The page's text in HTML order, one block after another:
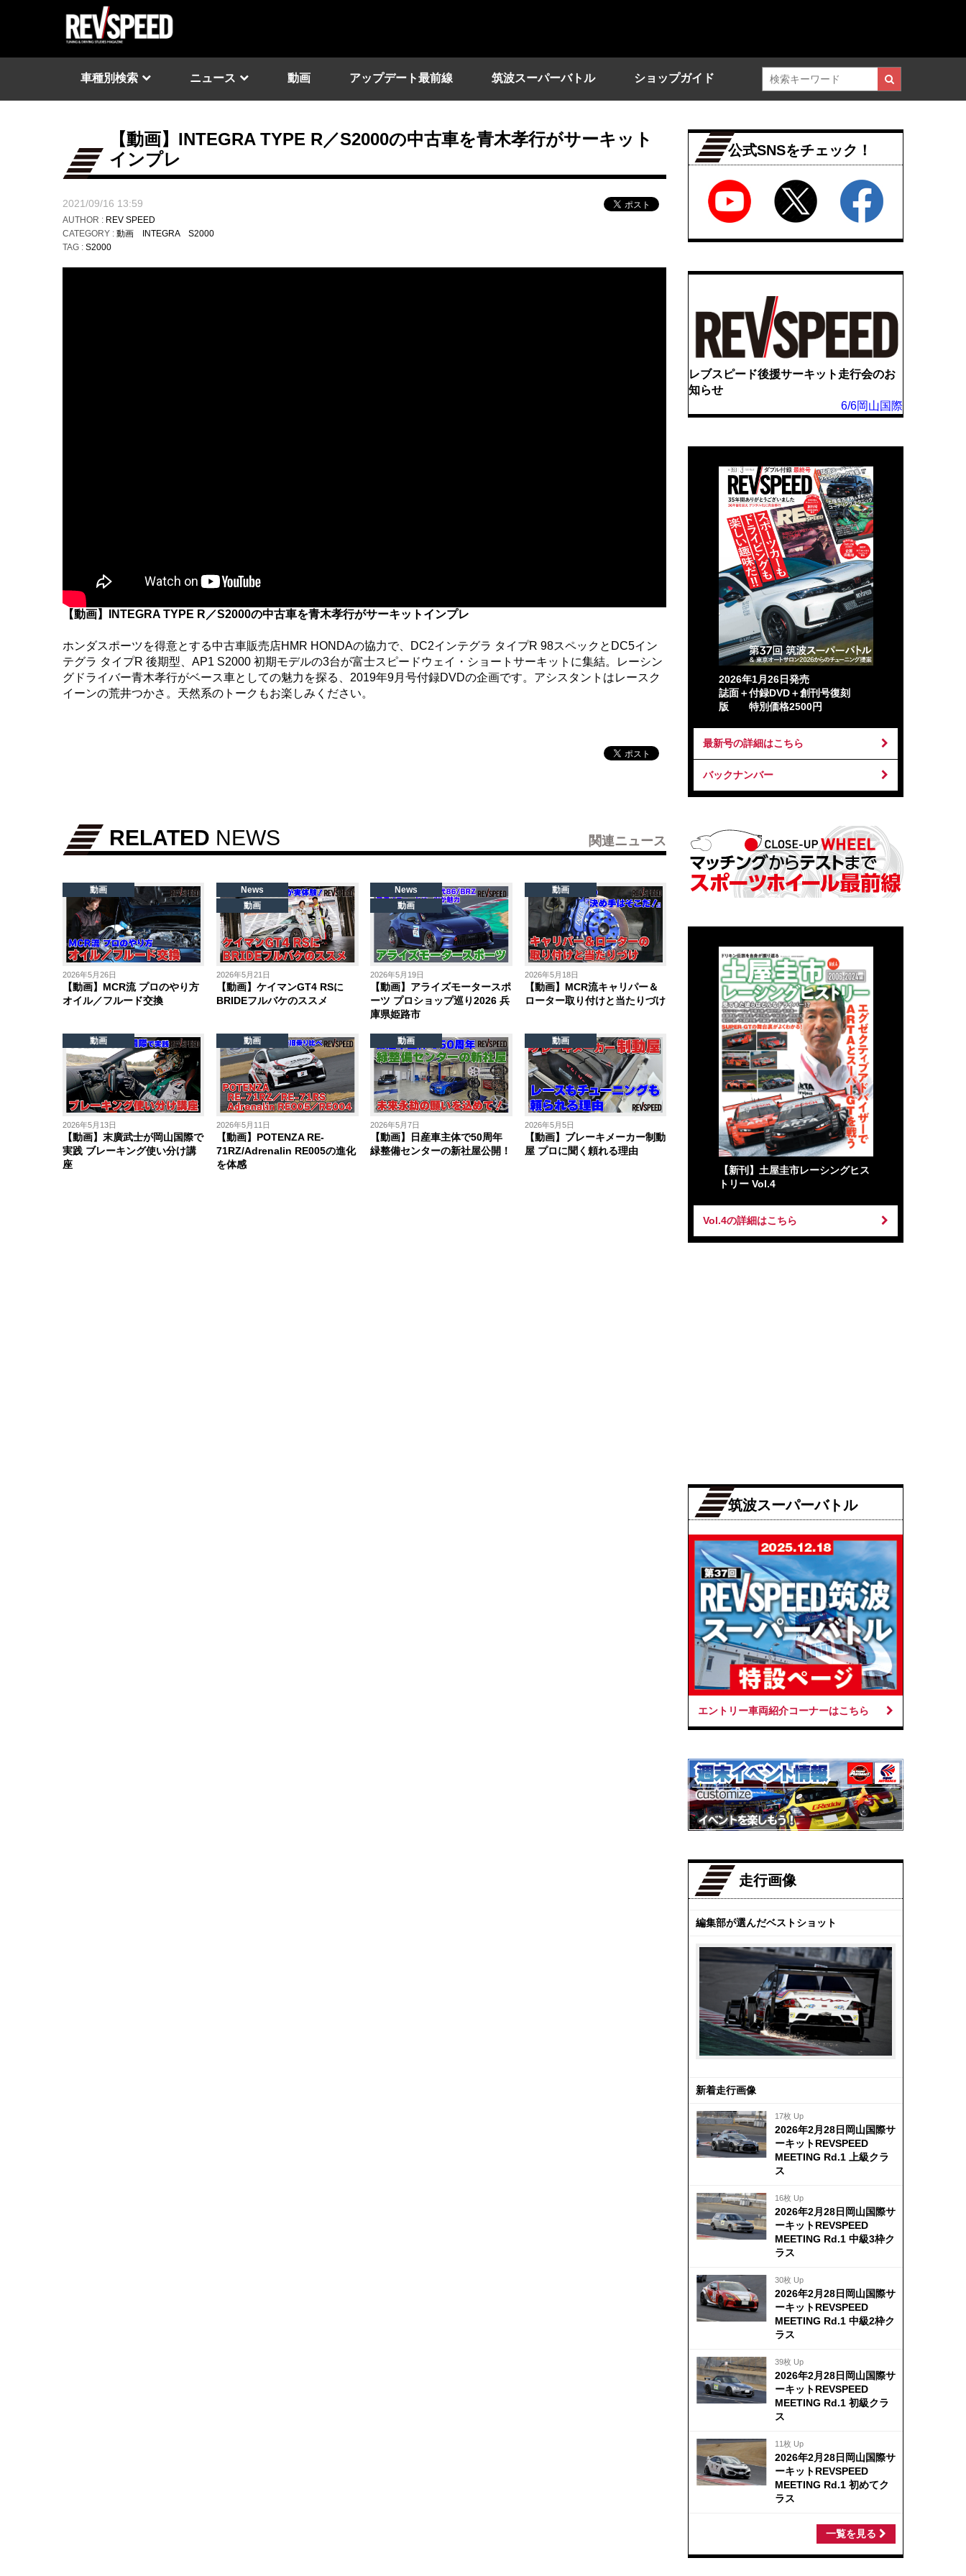
車種別検索 ニュース 動画 アップデート最前線 筑波スーパーバトル ショップガイド
【動画】INTEGRA TYPE R／S2000の中古車を青木孝行がサーキット
インプレ
2021/09/16 13:59
AUTHOR : REV SPEED
CATEGORY : 動画 INTEGRA
S2000
TAG : S2000
【動画】INTEGRA TYPE R／S2000の中古車を青木孝行がサーキットインプレ
ホンダスポーツを得意とする中古車販売店HMR HONDAの協力で、DC2インテグラ タイプR 98スペックとDC5イン
テグラ タイプR 後期型、AP1 S2000 初期モデルの3台が富士スピードウェイ・ショートサーキットに集結。レーシン
グドライバー青木孝行がベース車としての魅力を探る、2019年9月号付録DVDの企画です。アシスタントはレースク
イーンの荒井つかさ。天然系のトークもお楽しみください。
RELATED NEWS 関連ニュース
2026年5月26日
【動画】MCR流 プロのやり方
オイル／フルード交換
動画
2026年5月21日
【動画】ケイマンGT4 RSに
BRIDEフルバケのススメ
News
動画
2026年5月19日
【動画】アライズモータースポ
ーツ プロショップ巡り2026 兵
庫県姫路市
News
動画
2026年5月18日
【動画】MCR流キャリパー＆
ローター取り付けと当たりづけ
動画
2026年5月13日
【動画】末廣武士が岡山国際で
実践 ブレーキング使い分け講
座
動画
2026年5月11日
【動画】POTENZA RE-
71RZ/Adrenalin RE005の進化
を体感
動画
2026年5月7日
【動画】日産車主体で50周年
緑整備センターの新社屋公開！
動画
2026年5月5日
【動画】ブレーキメーカー制動
屋 プロに聞く頼れる理由
動画
公式SNSをチェック！
レブスピード後援サーキット走行会のお
知らせ
6/6岡山国際
2026年1月26日発売
誌面＋付録DVD＋創刊号復刻
版 特別価格2500円
最新号の詳細はこちら
バックナンバー
【新刊】土屋圭市レーシングヒス
トリー Vol.4
Vol.4の詳細はこちら
筑波スーパーバトル
エントリー車両紹介コーナーはこちら
走行画像
編集部が選んだベストショット
新着走行画像
17枚 Up
2026年2月28日岡山国際サ
ーキットREVSPEED
MEETING Rd.1 上級クラ
ス
16枚 Up
2026年2月28日岡山国際サ
ーキットREVSPEED
MEETING Rd.1 中級3枠ク
ラス
30枚 Up
2026年2月28日岡山国際サ
ーキットREVSPEED
MEETING Rd.1 中級2枠ク
ラス
39枚 Up
2026年2月28日岡山国際サ
ーキットREVSPEED
MEETING Rd.1 初級クラ
ス
11枚 Up
2026年2月28日岡山国際サ
ーキットREVSPEED
MEETING Rd.1 初めてク
ラス
一覧を見る